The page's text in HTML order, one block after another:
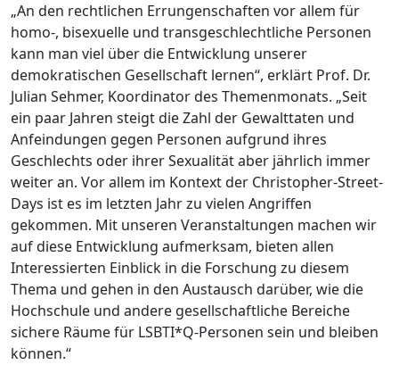
„An den rechtlichen Errungenschaften vor allem für
homo-, bisexuelle und transgeschlechtliche Personen
kann man viel über die Entwicklung unserer
demokratischen Gesellschaft lernen“, erklärt Prof. Dr.
Julian Sehmer, Koordinator des Themenmonats. „Seit
ein paar Jahren steigt die Zahl der Gewalttaten und
Anfeindungen gegen Personen aufgrund ihres
Geschlechts oder ihrer Sexualität aber jährlich immer
weiter an. Vor allem im Kontext der Christopher-Street-
Days ist es im letzten Jahr zu vielen Angriffen
gekommen. Mit unseren Veranstaltungen machen wir
auf diese Entwicklung aufmerksam, bieten allen
Interessierten Einblick in die Forschung zu diesem
Thema und gehen in den Austausch darüber, wie die
Hochschule und andere gesellschaftliche Bereiche
sichere Räume für LSBTI*Q-Personen sein und bleiben
können.“